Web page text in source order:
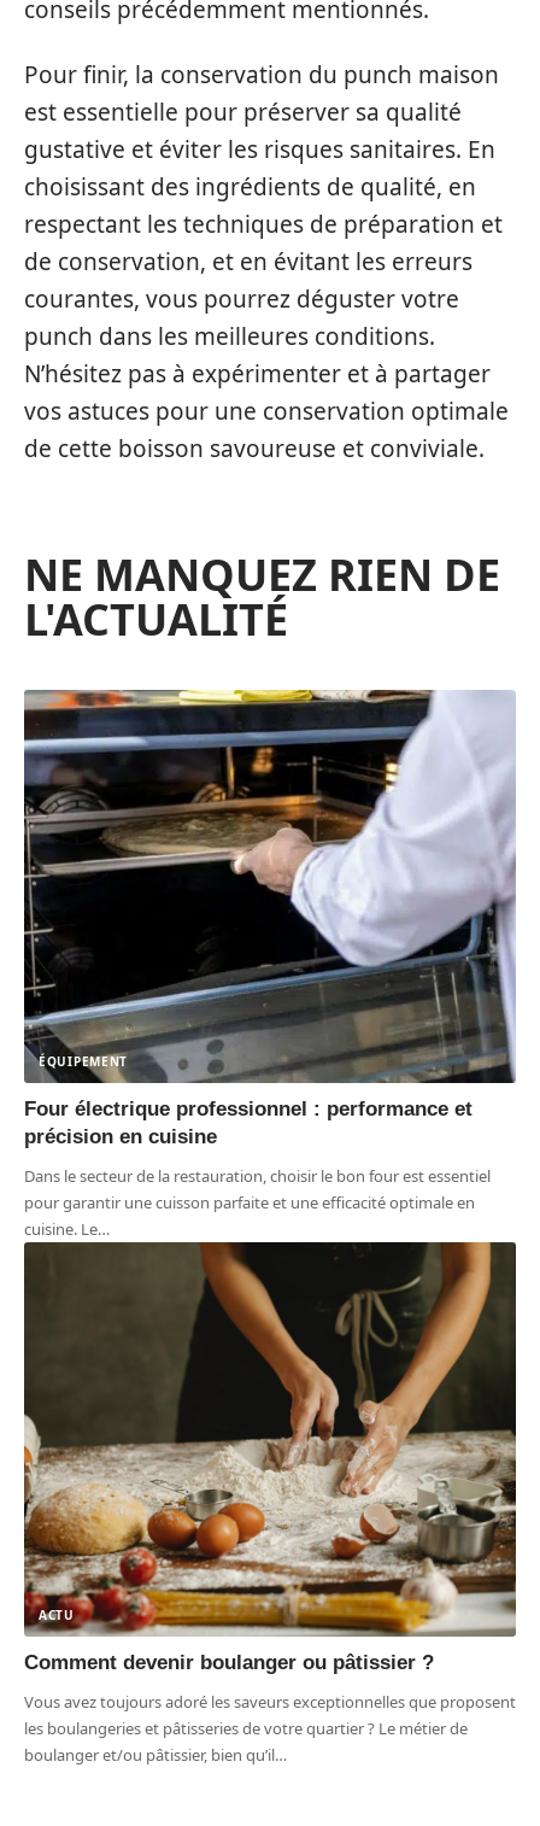
conseils précédemment mentionnés.
Pour finir, la conservation du punch maison
est essentielle pour préserver sa qualité
gustative et éviter les risques sanitaires. En
choisissant des ingrédients de qualité, en
respectant les techniques de préparation et
de conservation, et en évitant les erreurs
courantes, vous pourrez déguster votre
punch dans les meilleures conditions.
N’hésitez pas à expérimenter et à partager
vos astuces pour une conservation optimale
de cette boisson savoureuse et conviviale.
NE MANQUEZ RIEN DE
L'ACTUALITÉ
ÉQUIPEMENT
Four électrique professionnel : performance et
précision en cuisine
Dans le secteur de la restauration, choisir le bon four est essentiel
pour garantir une cuisson parfaite et une efficacité optimale en
cuisine. Le…
ACTU
Comment devenir boulanger ou pâtissier ?
Vous avez toujours adoré les saveurs exceptionnelles que proposent
les boulangeries et pâtisseries de votre quartier ? Le métier de
boulanger et/ou pâtissier, bien qu’il…